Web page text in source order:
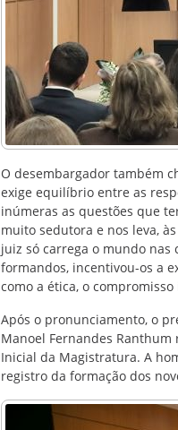
O desembargador também
exige equilíbrio entre as
inúmeras as questões que
muito sedutora e nos leva,
juiz só carrega o mundo nas
formandos, incentivou-os a
como a ética, o
Após o pronunciamento, o
Manoel Fernandes
Inicial da Magistratura. A
registro da formação dos